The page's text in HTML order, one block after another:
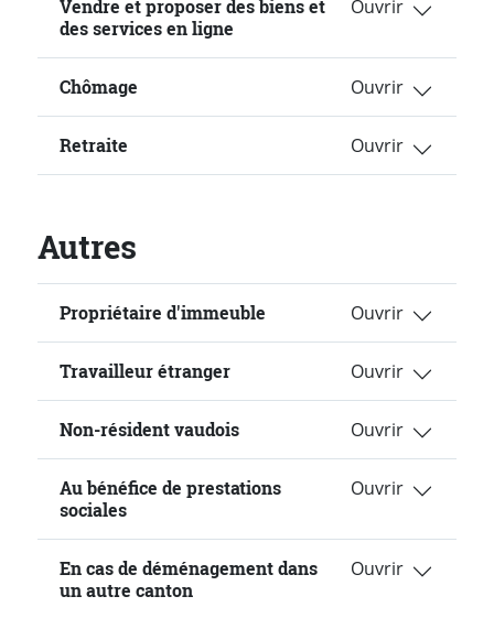
Vendre et proposer des biens et
des services en ligne
Chômage
Retraite
Autres
Propriétaire d'immeuble
Travailleur étranger
Non-résident vaudois
Au bénéfice de prestations
sociales
En cas de déménagement dans
un autre canton